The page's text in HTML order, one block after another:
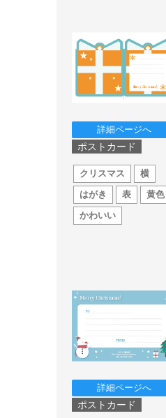
詳細ページへ
ポストカード
クリスマス
横
はがき
表
黄色
かわいい
詳細ページへ
ポストカード